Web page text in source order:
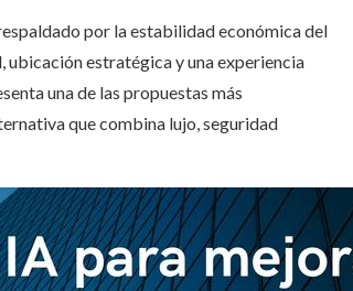
por la estabilidad económica del
estratégica y una experiencia
una de las propuestas más
que combina lujo, seguridad